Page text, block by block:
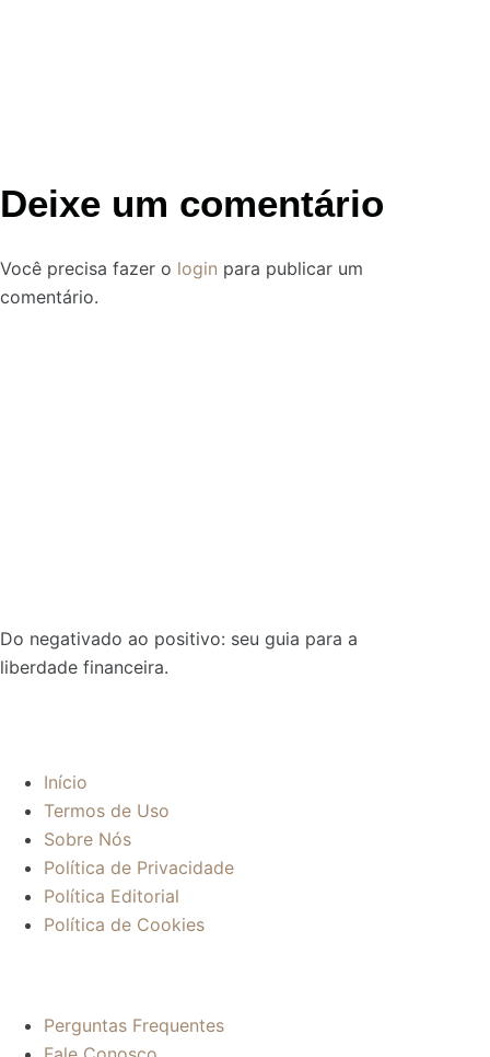
Deixe um comentário
Você precisa fazer o login para publicar um
comentário.
Do negativado ao positivo: seu guia para a
liberdade financeira.
Início
Termos de Uso
Sobre Nós
Política de Privacidade
Política Editorial
Política de Cookies
Perguntas Frequentes